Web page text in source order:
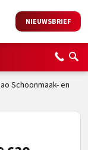
NIEUWSBRIEF
Schoonmaak- en